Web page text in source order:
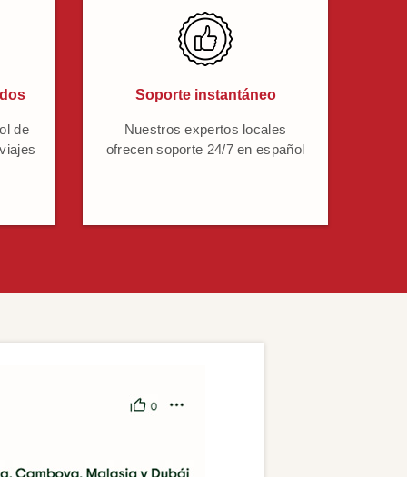
de
Soporte instantáneo
Nuestros expertos locales
ofrecen soporte 24/7 en español